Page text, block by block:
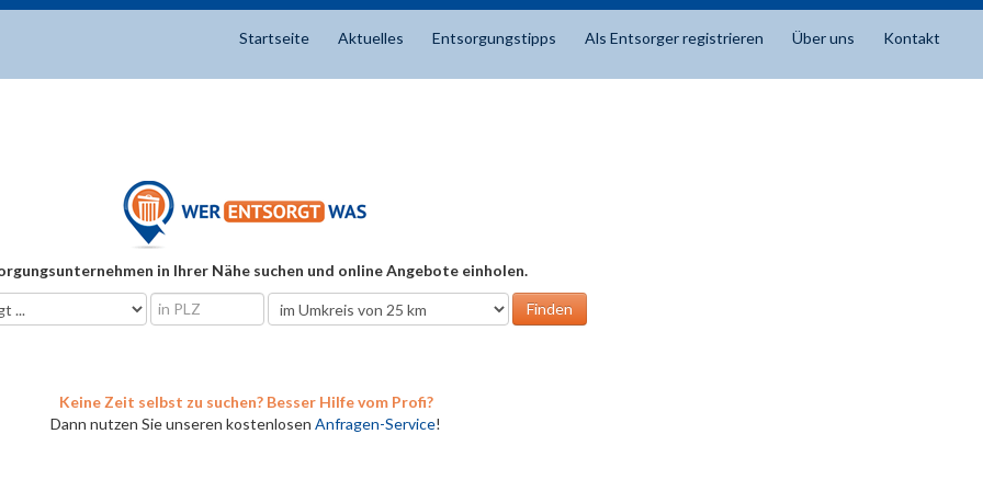
Startseite Aktuelles Entsorgungstipps Als Entsorger registrieren Über uns Kontakt
in Ihrer Nähe suchen und online Angebote einholen.
Keine Zeit selbst zu suchen? Besser Hilfe vom Profi?
Dann nutzen Sie unseren kostenlosen Anfragen-Service!